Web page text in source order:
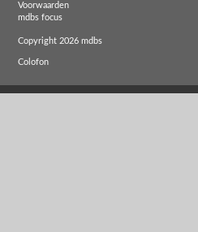
Voorwaarden
mdbs focus
Copyright 2026 mdbs
Colofon